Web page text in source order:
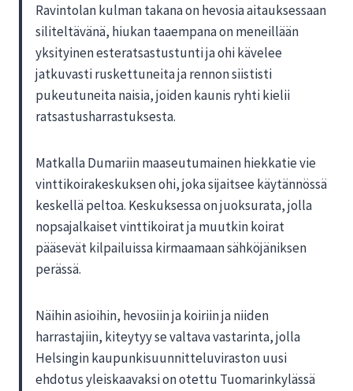
Ravintolan kulman takana on hevosia aitauksessaan
siliteltävänä, hiukan taaempana on meneillään
yksityinen esteratsastustunti ja ohi kävelee
jatkuvasti ruskettuneita ja rennon siististi
pukeutuneita naisia, joiden kaunis ryhti kielii
ratsastusharrastuksesta.
Matkalla Dumariin maaseutumainen hiekkatie vie
vinttikoirakeskuksen ohi, joka sijaitsee käytännössä
keskellä peltoa. Keskuksessa on juoksurata, jolla
nopsajalkaiset vinttikoirat ja muutkin koirat
pääsevät kilpailuissa kirmaamaan sähköjäniksen
perässä.
Näihin asioihin, hevosiin ja koiriin ja niiden
harrastajiin, kiteytyy se valtava vastarinta, jolla
Helsingin kaupunkisuunnitteluviraston uusi
ehdotus yleiskaavaksi on otettu Tuomarinkylässä